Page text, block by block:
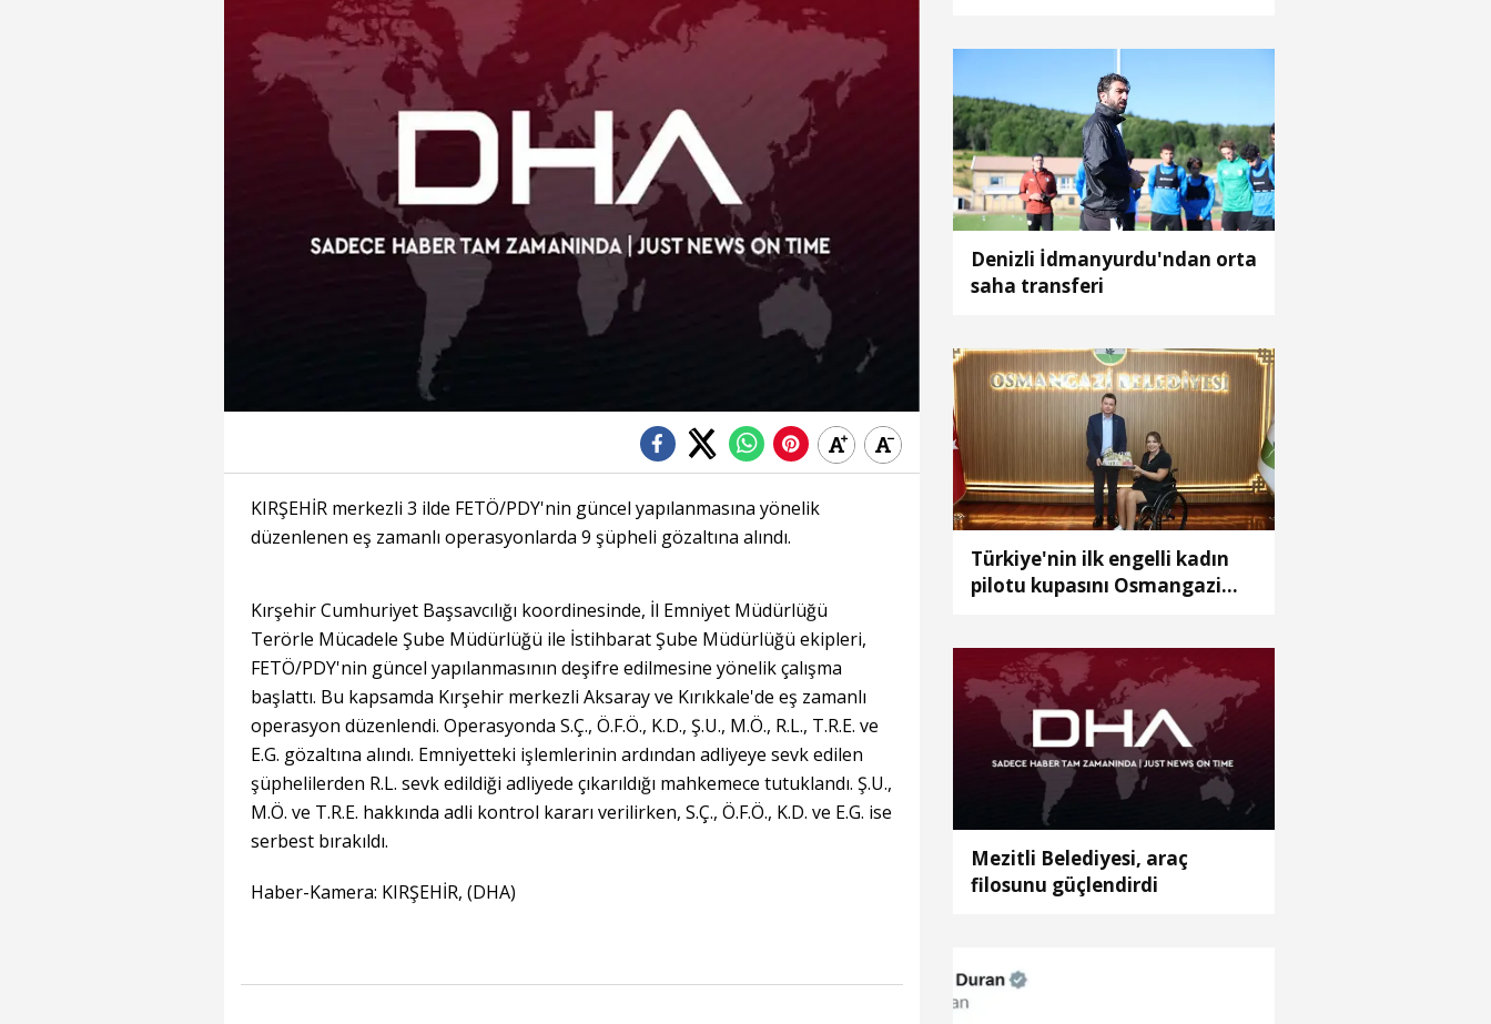
KIRŞEHİR merkezli 3 ilde FETÖ/PDY'nin güncel yapılanmasına yönelik
düzenlenen eş zamanlı operasyonlarda 9 şüpheli gözaltına alındı.
Kırşehir Cumhuriyet Başsavcılığı koordinesinde, İl Emniyet Müdürlüğü
Terörle Mücadele Şube Müdürlüğü ile İstihbarat Şube Müdürlüğü ekipleri,
FETÖ/PDY'nin güncel yapılanmasının deşifre edilmesine yönelik çalışma
başlattı. Bu kapsamda Kırşehir merkezli Aksaray ve Kırıkkale'de eş zamanlı
operasyon düzenlendi. Operasyonda S.Ç., Ö.F.Ö., K.D., Ş.U., M.Ö., R.L., T.R.E. ve
E.G. gözaltına alındı. Emniyetteki işlemlerinin ardından adliyeye sevk edilen
şüphelilerden R.L. sevk edildiği adliyede çıkarıldığı mahkemece tutuklandı. Ş.U.,
M.Ö. ve T.R.E. hakkında adli kontrol kararı verilirken, S.Ç., Ö.F.Ö., K.D. ve E.G. ise
serbest bırakıldı.
Haber-Kamera: KIRŞEHİR, (DHA)
Denizli İdmanyurdu'ndan orta
saha transferi
Türkiye'nin ilk engelli kadın
pilotu kupasını Osmangazi
Mezitli Belediyesi, araç
filosunu güçlendirdi